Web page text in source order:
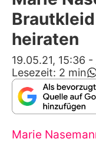
Alle
heiraten
19.05.21, 15:36 -
Lesezeit: 2 min
Marie